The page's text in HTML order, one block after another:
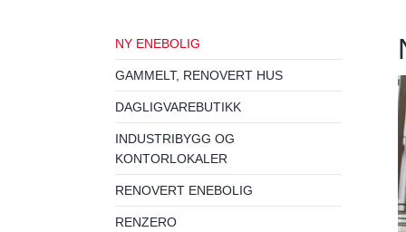
NY ENEBOLIG
GAMMELT, RENOVERT HUS
DAGLIGVAREBUTIKK
INDUSTRIBYGG OG
KONTORLOKALER
RENOVERT ENEBOLIG
RENZERO